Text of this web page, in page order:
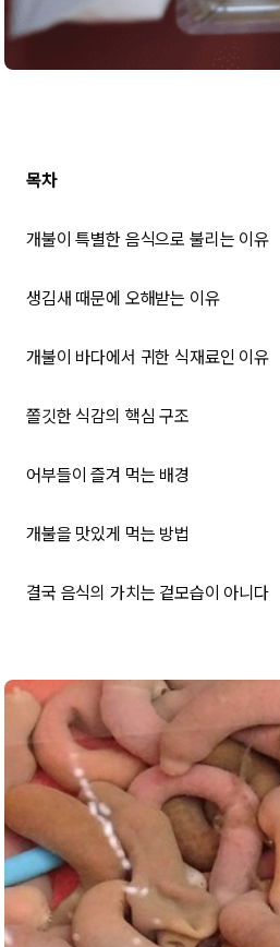
목차
개불이 특별한 음식으로 불리는 이유
생김새 때문에 오해받는 이유
개불이 바다에서 귀한 식재료인 이유
쫄깃한 식감의 핵심 구조
어부들이 즐겨 먹는 배경
개불을 맛있게 먹는 방법
결국 음식의 가치는 겉모습이 아니다